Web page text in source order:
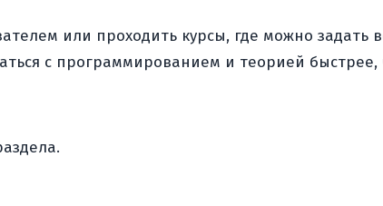
или проходить курсы, где можно
с программированием и теорией быстрее,